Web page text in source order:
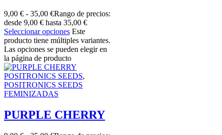
9,00 € - 35,00 €Rango de precios:
desde 9,00 € hasta 35,00 €
Seleccionar opciones Este
producto tiene múltiples variantes.
Las opciones se pueden elegir en
la página de producto
POSITRONICS SEEDS,
POSITRONICS SEEDS
FEMINIZADAS
PURPLE CHERRY